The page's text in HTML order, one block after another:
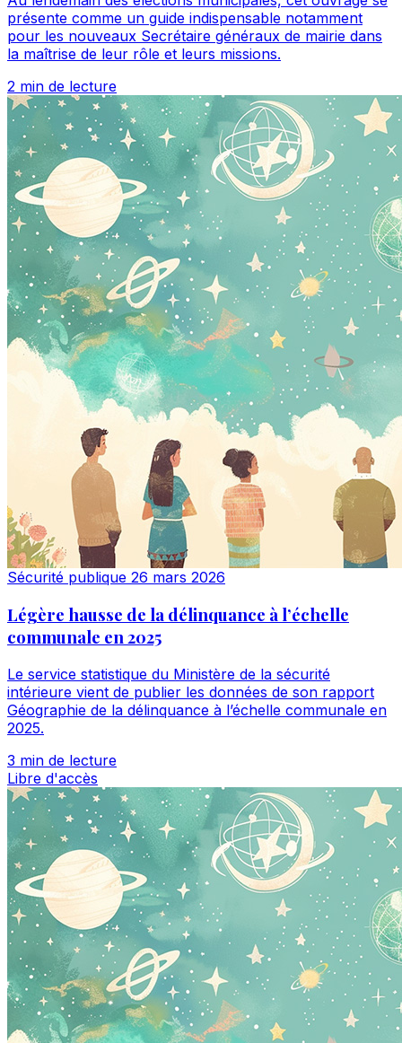
présente comme un guide indispensable notamment
pour les nouveaux Secrétaire généraux de mairie dans
la maîtrise de leur rôle et leurs missions.
2 min de lecture
Sécurité publique 26 mars 2026
Légère hausse de la délinquance à l’échelle
communale en 2025
Le service statistique du Ministère de la sécurité
intérieure vient de publier les données de son rapport
Géographie de la délinquance à l’échelle communale en
2025.
3 min de lecture
Libre d'accès